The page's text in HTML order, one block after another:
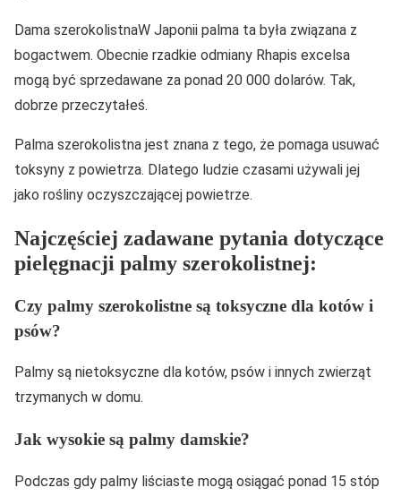
Dama szerokolistnaW Japonii palma ta była związana z
bogactwem. Obecnie rzadkie odmiany Rhapis excelsa
mogą być sprzedawane za ponad 20 000 dolarów. Tak,
dobrze przeczytałeś.
Palma szerokolistna jest znana z tego, że pomaga usuwać
toksyny z powietrza. Dlatego ludzie czasami używali jej
jako rośliny oczyszczającej powietrze.
Najczęściej zadawane pytania dotyczące
pielęgnacji palmy szerokolistnej:
Czy palmy szerokolistne są toksyczne dla kotów i
psów?
Palmy są nietoksyczne dla kotów, psów i innych zwierząt
trzymanych w domu.
Jak wysokie są palmy damskie?
Podczas gdy palmy liściaste mogą osiągać ponad 15 stóp